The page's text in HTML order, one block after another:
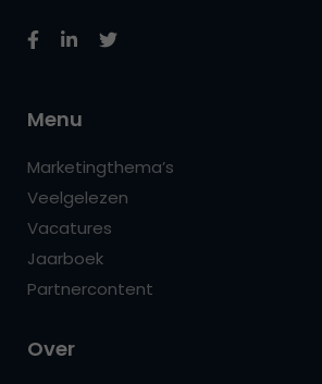
Menu
Marketingthema’s
Veelgelezen
Vacatures
Jaarboek
Partnercontent
Over